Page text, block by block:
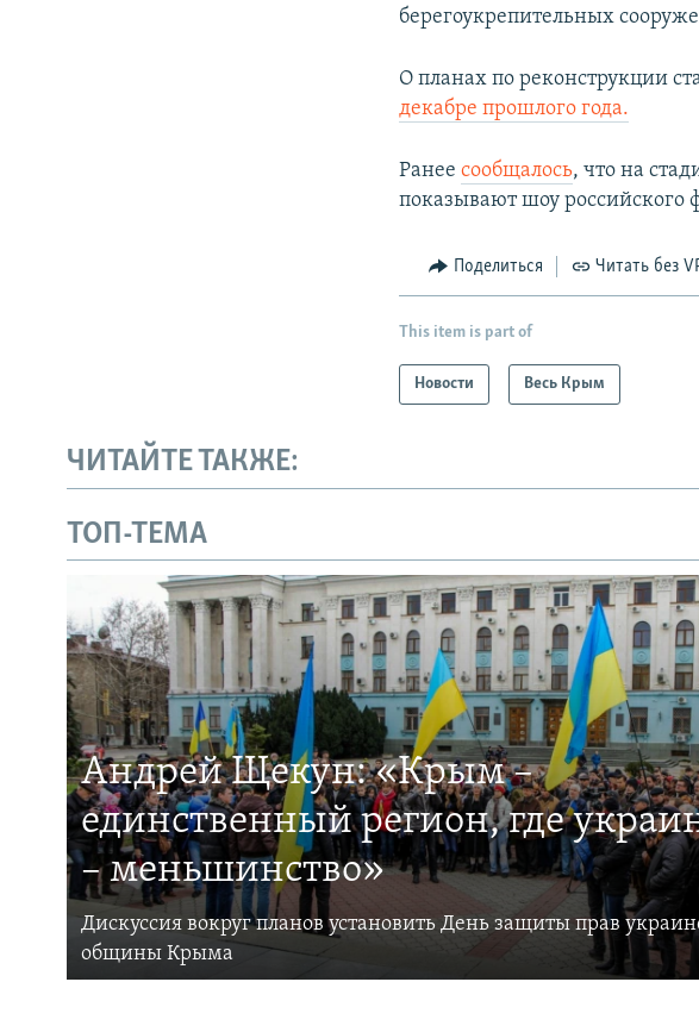
берегоукрепительных
О планах по реконструкции
декабре прошлого года.
Ранеесообщалось, что на
показывают шоу российского
Поделиться Читать без
This item is part of
Новости Весь Крым
ЧИТАЙТЕ ТАКЖЕ:
ТОП-ТЕМА
Андрей Щекун: «Крым –
единственный регион, где
– меньшинство»
Дискуссия вокруг планов установить День защиты прав
общины Крыма